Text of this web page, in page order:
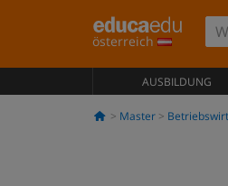
österreich
AUSBILDUNG
Master